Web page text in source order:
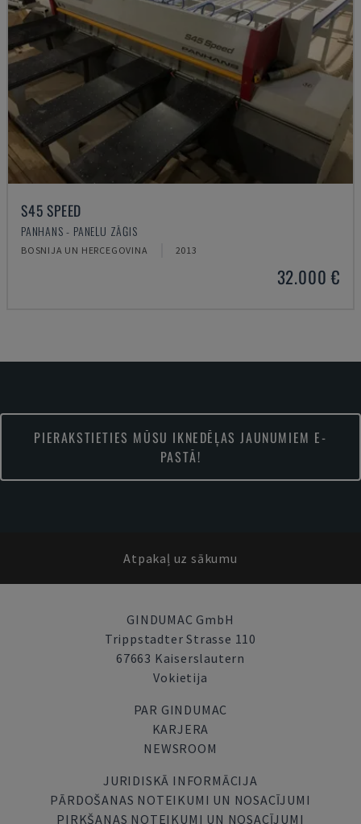
S45 SPEED
PANHANS - PANEĻU ZĀĢIS
BOSNIJA UN HERCEGOVINA 2013
32.000 €
PIERAKSTIETIES MŪSU IKNEDĒĻAS JAUNUMIEM E-
PASTĀ!
Atpakaļ uz sākumu
GINDUMAC GmbH
Trippstadter Strasse 110
67663 Kaiserslautern
Vokietija
PAR GINDUMAC
KARJERA
NEWSROOM
JURIDISKĀ INFORMĀCIJA
PĀRDOŠANAS NOTEIKUMI UN NOSACĪJUMI
PIRKŠANAS NOTEIKUMI UN NOSACĪJUMI